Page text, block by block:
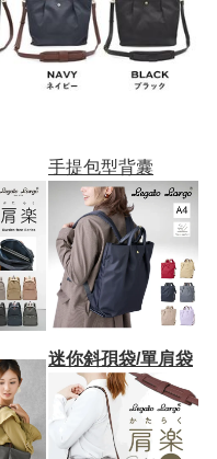
手提包型背囊
迷你斜孭袋/單肩袋